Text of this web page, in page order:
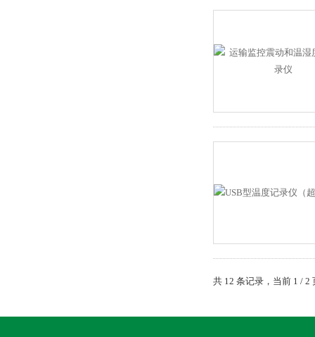
共 12 条记录，当前 1 /